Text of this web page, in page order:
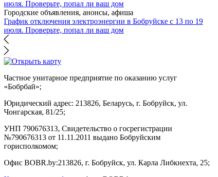
Городские объявления, анонсы, афиша
График отключения электроэнергии в Бобруйске с 13 по 19
июля. Проверьте, попал ли ваш дом
Частное унитарное предприятие по оказанию услуг
«Бобрбай»;
Юридический адрес: 213826, Беларусь, г. Бобруйск, ул.
Чонгарская, 81/25;
УНП 790676313, Свидетельство о госрегистрации
№790676313 от 11.11.2011 выдано Бобруйским
горисполкомом;
Офис BOBR.by:213826, г. Бобруйск, ул. Карла Либкнехта, 25;